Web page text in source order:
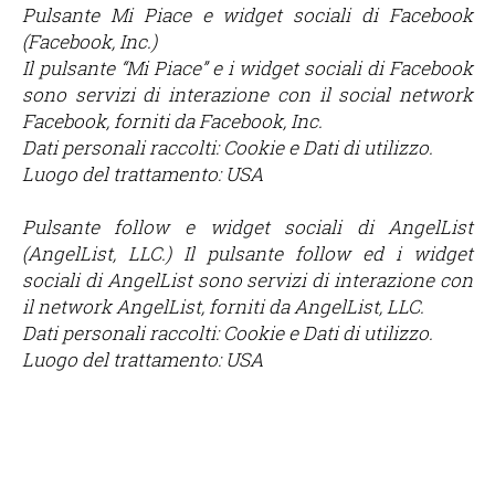
Pulsante Mi Piace e widget sociali di Facebook
(Facebook, Inc.)
Il pulsante “Mi Piace” e i widget sociali di Facebook
sono servizi di interazione con il social network
Facebook, forniti da Facebook, Inc.
Dati personali raccolti: Cookie e Dati di utilizzo.
Luogo del trattamento: USA
Pulsante follow e widget sociali di AngelList
(AngelList, LLC.) Il pulsante follow ed i widget
sociali di AngelList sono servizi di interazione con
il network AngelList, forniti da AngelList, LLC.
Dati personali raccolti: Cookie e Dati di utilizzo.
Luogo del trattamento: USA